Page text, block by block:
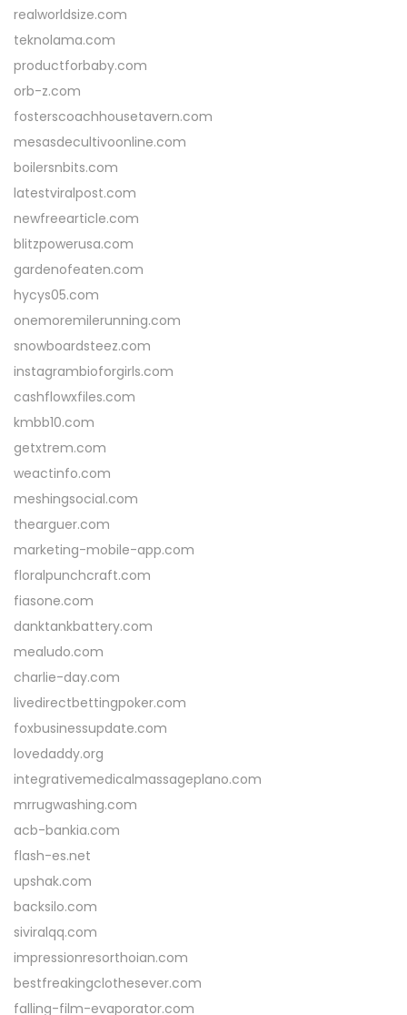
realworldsize.com
teknolama.com
productforbaby.com
orb-z.com
fosterscoachhousetavern.com
mesasdecultivoonline.com
boilersnbits.com
latestviralpost.com
newfreearticle.com
blitzpowerusa.com
gardenofeaten.com
hycys05.com
onemoremilerunning.com
snowboardsteez.com
instagrambioforgirls.com
cashflowxfiles.com
kmbb10.com
getxtrem.com
weactinfo.com
meshingsocial.com
thearguer.com
marketing-mobile-app.com
floralpunchcraft.com
fiasone.com
danktankbattery.com
mealudo.com
charlie-day.com
livedirectbettingpoker.com
foxbusinessupdate.com
lovedaddy.org
integrativemedicalmassageplano.com
mrrugwashing.com
acb-bankia.com
flash-es.net
upshak.com
backsilo.com
siviralqq.com
impressionresorthoian.com
bestfreakingclothesever.com
falling-film-evaporator.com